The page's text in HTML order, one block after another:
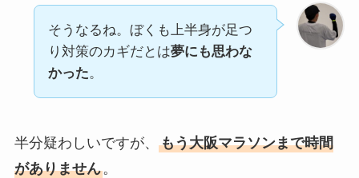
そうなるね。ぼくも上半身が足つ
り対策のカギだとは夢にも思わな
かった。
半分疑わしいですが、 もう大阪マラソンまで時間
がありません。